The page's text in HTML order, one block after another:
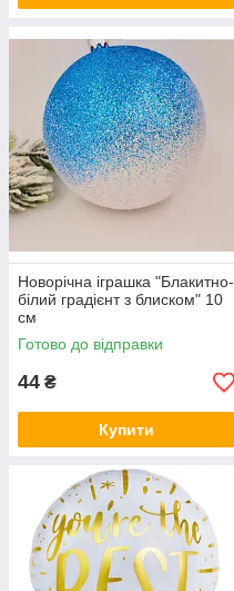
Новорічна іграшка "Блакитно-
білий градієнт з блиском" 10
см
Готово до відправки
44 ₴
Купити